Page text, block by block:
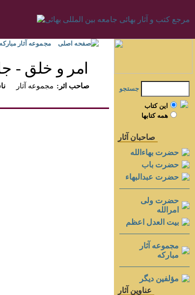
صفحه اصلی مجموعه آثار مبارکه
امر و خلق -
مجموعه آثار
:صاحب اثر
جستجو
اين کتاب
همه کتابها
صاحبان آثار
حضرت بهاءالله
حضرت باب
حضرت عبدالبهاء
حضرت ولی
امرالله
بيت العدل اعظم
مجموعه آثار
مباركه
مؤلفين ديگر
عناوين آثار